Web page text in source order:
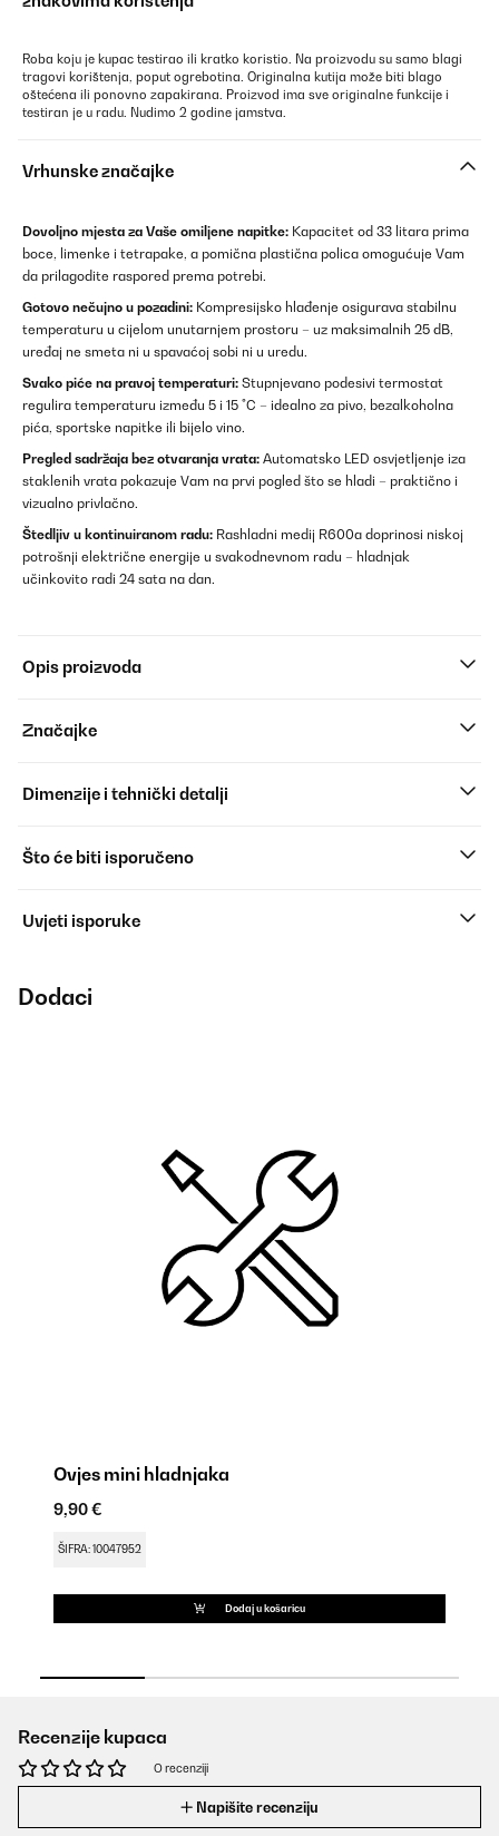
Roba koju je kupac testirao ili kratko koristio. Na proizvodu su samo blagi
tragovi korištenja, poput ogrebotina. Originalna kutija može biti blago
oštećena ili ponovno zapakirana. Proizvod ima sve originalne funkcije i
testiran je u radu. Nudimo 2 godine jamstva.
Vrhunske značajke
Dovoljno mjesta za Vaše omiljene napitke: Kapacitet od 33 litara prima
boce, limenke i tetrapake, a pomična plastična polica omogućuje Vam
da prilagodite raspored prema potrebi.
Gotovo nečujno u pozadini: Kompresijsko hlađenje osigurava stabilnu
temperaturu u cijelom unutarnjem prostoru – uz maksimalnih 25 dB,
uređaj ne smeta ni u spavaćoj sobi ni u uredu.
Svako piće na pravoj temperaturi: Stupnjevano podesivi termostat
regulira temperaturu između 5 i 15 °C – idealno za pivo, bezalkoholna
pića, sportske napitke ili bijelo vino.
Pregled sadržaja bez otvaranja vrata: Automatsko LED osvjetljenje iza
staklenih vrata pokazuje Vam na prvi pogled što se hladi – praktično i
vizualno privlačno.
Štedljiv u kontinuiranom radu: Rashladni medij R600a doprinosi niskoj
potrošnji električne energije u svakodnevnom radu – hladnjak
učinkovito radi 24 sata na dan.
Opis proizvoda
Značajke
Dimenzije i tehnički detalji
Što će biti isporučeno
Uvjeti isporuke
Dodaci
Ovjes mini hladnjaka
9,90 €
ŠIFRA: 10047952
Dodaj u košaricu
Recenzije kupaca
O recenziji
Napišite recenziju